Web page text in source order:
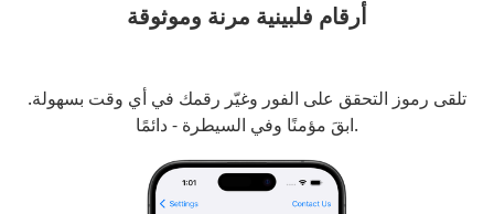
أرقام فلبينية مرنة وموثوقة
تلقى رموز التحقق على الفور وغيّر رقمك في أي وقت بسهولة.
ابقَ مؤمنًا وفي السيطرة - دائمًا.